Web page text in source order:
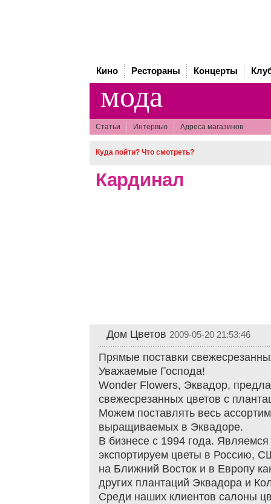
Кино Рестораны Концерты
мода
Статьи Интервью Адреса магазинов
Куда пойти? Что смотреть?
Кардинал
Дом Цветов 2009-05-20 21:53:46
Прямые поставки
Уважаемые Господа!
Wonder Flowers, Эквадор,
свежесрезанных цветов с
Можем поставлять весь
выращиваемых в Эквадоре.
В бизнесе с 1994 года.
экспортируем цветы в Россию,
на Ближний Восток и в Европу
других плантаций Эквадора и
Среди наших клиентов салоны